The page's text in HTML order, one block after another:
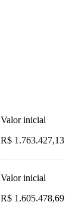
Valor inicial
R$ 1.763.427,13
Valor inicial
R$ 1.605.478,69